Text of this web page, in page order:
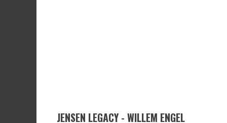
JENSEN LEGACY - WILLEM ENGEL